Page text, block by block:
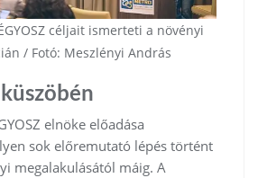
céljait ismerteti a növényi
/ Fotó: Meszlényi András
elnöke előadása
sok előremutató lépés történt
megalakulásától máig. A